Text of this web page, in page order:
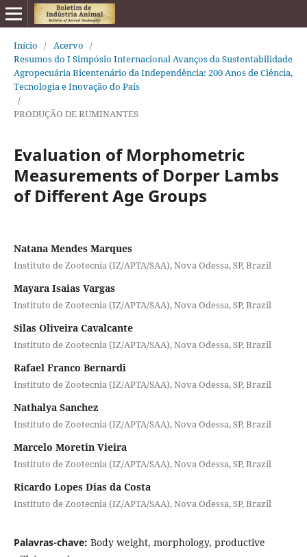
Início / Acervo /
Resumos do I Simpósio Internacional Avanços da Sustentabilidade
Agropecuária Bicentenário da Independência: 200 Anos de Ciência,
Tecnologia e Inovação do País
/
PRODUÇÃO DE RUMINANTES
Evaluation of Morphometric
Measurements of Dorper Lambs
of Different Age Groups
Natana Mendes Marques
Instituto de Zootecnia (IZ/APTA/SAA), Nova Odessa, SP, Brazil
Mayara Isaias Vargas
Instituto de Zootecnia (IZ/APTA/SAA), Nova Odessa, SP, Brazil
Silas Oliveira Cavalcante
Instituto de Zootecnia (IZ/APTA/SAA), Nova Odessa, SP, Brazil
Rafael Franco Bernardi
Instituto de Zootecnia (IZ/APTA/SAA), Nova Odessa, SP, Brazil
Nathalya Sanchez
Instituto de Zootecnia (IZ/APTA/SAA), Nova Odessa, SP, Brazil
Marcelo Moretin Vieira
Instituto de Zootecnia (IZ/APTA/SAA), Nova Odessa, SP, Brazil
Ricardo Lopes Dias da Costa
Instituto de Zootecnia (IZ/APTA/SAA), Nova Odessa, SP, Brazil
Palavras-chave: Body weight, morphology, productive